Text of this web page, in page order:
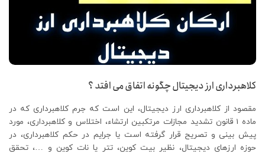
کلاهبرداری ارز دیجیتال چگونه اتفاق می افتد ؟
مقصود از کلاهبرداری ارز دیجیتال، این است که جرم کلاهبرداری که در
ماده 1 قانون تشدید مجازات مرتکبین ارتشاء، اختلاس و کلاهبرداری، مورد
پیش بینی و تصریح قرار گرفته است یا جرایم در حکم کلاهبرداری، در
حوزه ارزهای دیجیتال، نظیر بیت کوین، تتر یا نات کوین و …، تحقق